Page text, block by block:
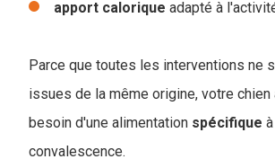
apport calorique adapté à
Parce que toutes les interventions ne
issues de la même origine, votre chien
besoin d'une alimentation spécifique
convalescence.